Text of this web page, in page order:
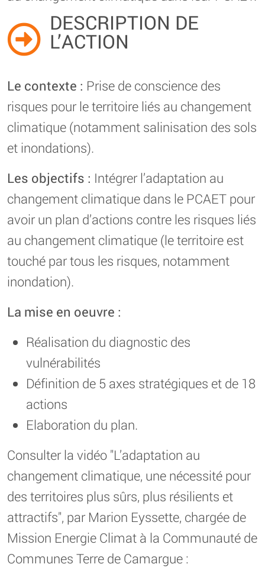
DESCRIPTION DE
L’ACTION
Le contexte : Prise de conscience des
risques pour le territoire liés au changement
climatique (notamment salinisation des sols
et inondations).
Les objectifs : Intégrer l’adaptation au
changement climatique dans le PCAET pour
avoir un plan d’actions contre les risques liés
au changement climatique (le territoire est
touché par tous les risques, notamment
inondation).
La mise en oeuvre :
Réalisation du diagnostic des
vulnérabilités
Définition de 5 axes stratégiques et de 18
actions
Elaboration du plan.
Consulter la vidéo "L’adaptation au
changement climatique, une nécessité pour
des territoires plus sûrs, plus résilients et
attractifs", par Marion Eyssette, chargée de
Mission Energie Climat à la Communauté de
Communes Terre de Camargue :